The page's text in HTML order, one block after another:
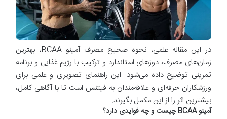
در این مقاله علمی، نحوه صحیح مصرف آمینو BCAA، بهترین
زمان‌های مصرف، دوزهای استاندارد و ترکیب با رژیم غذایی و برنامه
تمرینی توضیح داده می‌شود. این راهنمای تصویری و علمی برای
ورزشکاران حرفه‌ای و علاقه‌مندان به فیتنس است تا با آگاهی کامل،
بیشترین اثر را از این مکمل بگیرند.
آمینوBCAAچیست و چه فوایدی دارد؟